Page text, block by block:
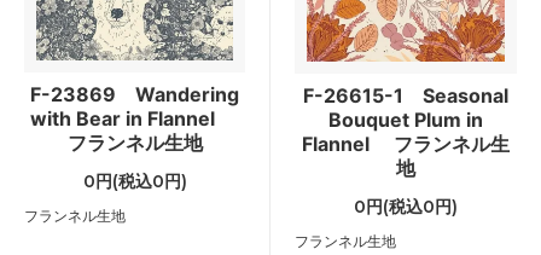
F-23869 Wandering
with Bear in Flannel
フランネル生地
0円(税込0円)
フランネル生地
F-26615-1 Seasonal
Bouquet Plum in
Flannel フランネル生
地
0円(税込0円)
フランネル生地